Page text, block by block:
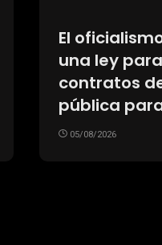
El
una ley
contratos
pública
05/08/2026